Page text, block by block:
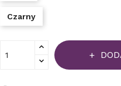
Czarny